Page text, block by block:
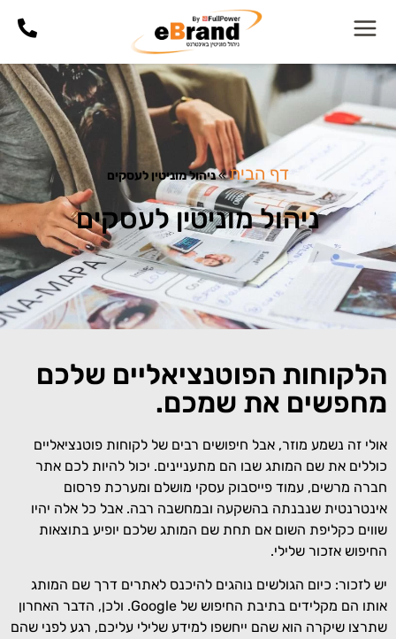
דף הבית»ניהול מוניטין לעסקים
ניהול מוניטין לעסקים
הלקוחות הפוטנציאליים שלכם
מחפשים את שמכם.
אולי זה נשמע מוזר, אבל חיפושים רבים של לקוחות פוטנציאליים
כוללים את שם המותג שבו הם מתעניינים. יכול להיות לכם אתר
חברה מרשים, עמוד פייסבוק עסקי מושלם ומערכת פרסום
אינטרנטית שנבנתה בהשקעה ובמחשבה רבה. אבל כל אלה יהיו
שווים כקליפת השום אם תחת שם המותג שלכם יופיע בתוצאות
החיפוש אזכור שלילי.
יש לזכור: כיום הגולשים נוהגים להיכנס לאתרים דרך שם המותג
אותו הם מקלידים בתיבת החיפוש של Google. ולכן, הדבר האחרון
שתרצו שיקרה הוא שהם ייחשפו למידע שלילי עליכם, רגע לפני שהם